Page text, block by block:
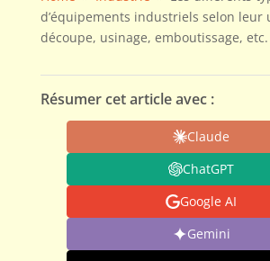
d’équipements industriels selon leur
découpe, usinage, emboutissage, etc.
Résumer cet article avec :
Claude
ChatGPT
Google AI
Gemini